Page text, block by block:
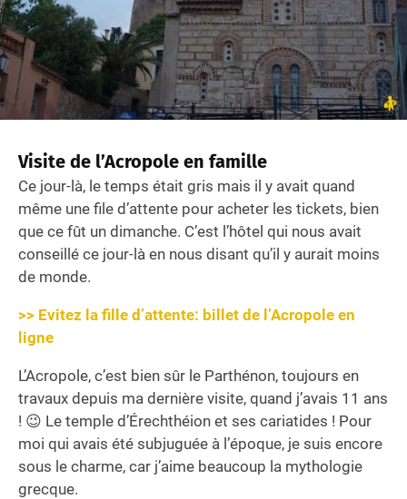
Visite de l’Acropole en famille
Ce jour-là, le temps était gris mais il y avait quand
même une file d’attente pour acheter les tickets, bien
que ce fût un dimanche. C’est l’hôtel qui nous avait
conseillé ce jour-là en nous disant qu’il y aurait moins
de monde.
>> Evitez la fille d’attente: billet de l’Acropole en
ligne
L’Acropole, c’est bien sûr le Parthénon, toujours en
travaux depuis ma dernière visite, quand j’avais 11 ans
! 😉 Le temple d’Érechthéion et ses cariatides ! Pour
moi qui avais été subjuguée à l’époque, je suis encore
sous le charme, car j’aime beaucoup la mythologie
grecque.